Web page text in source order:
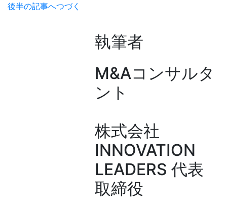
後半の記事へつづく
執筆者
M&Aコンサルタ
ント
株式会社
INNOVATION
LEADERS 代表
取締役